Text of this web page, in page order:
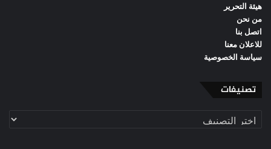
هيئة التحرير
من نحن
اتصل بنا
للاعلان معنا
سياسة الخصوصية
تصنيفات
تصنيفات